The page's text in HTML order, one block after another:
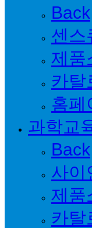
Back
센스
제
카탈
홈
과학교
Back
사이
제품
카탈